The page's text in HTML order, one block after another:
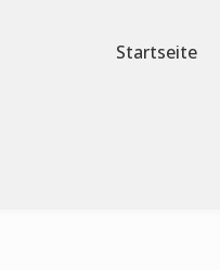
Startseite